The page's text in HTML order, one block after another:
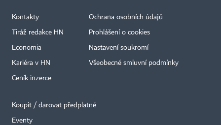
Kontakty
Tiráž redakce HN
Economia
Kariéra v HN
Ceník inzerce
Ochrana osobních údajů
Prohlášení o cookies
Nastavení soukromí
Všeobecné smluvní podmínky
Koupit / darovat předplatné
Eventy